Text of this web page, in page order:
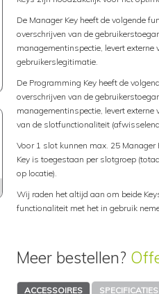
De Manager Key heeft de volgende
overschrijven van de
managementinspectie, levert
gebruikerslegitimatie.
De Programming Key heeft de
overschrijven van de
managementinspectie, levert
van de slotfunctionaliteit
Voor 1 slot kunnen max. 25
Key is toegestaan per slotgroep
op locatie).
Wij raden het altijd aan om beide
functionaliteit met het in gebruik
Meer bestellen?
ACCESSOIRES SPECIFICATIES